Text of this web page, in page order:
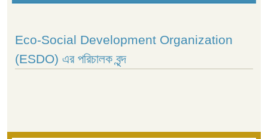
Eco-Social Development Organization
(ESDO) এর পরিচালক বৃন্দ